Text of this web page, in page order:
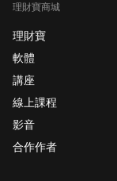
理財寶商城
理財寶
軟體
講座
線上課程
影音
合作作者